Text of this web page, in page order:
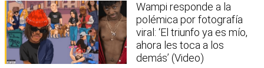
Wampi responde a la
polémica por fotografía
viral: ‘El triunfo ya es mío,
ahora les toca a los
demás’ (Video)